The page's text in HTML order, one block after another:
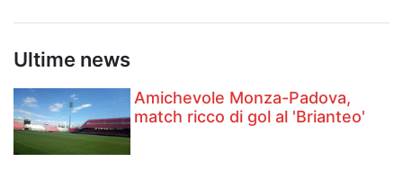
Ultime news
Amichevole Monza-Padova,
match ricco di gol al 'Brianteo'